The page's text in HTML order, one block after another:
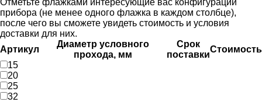
прибора (не менее одного флажка в каждом столбце),
после чего вы сможете увидеть стоимость и условия
доставки для них.
Артикул
Диаметр условного
прохода, мм
Срок
поставки
Стоимость
15
20
25
32